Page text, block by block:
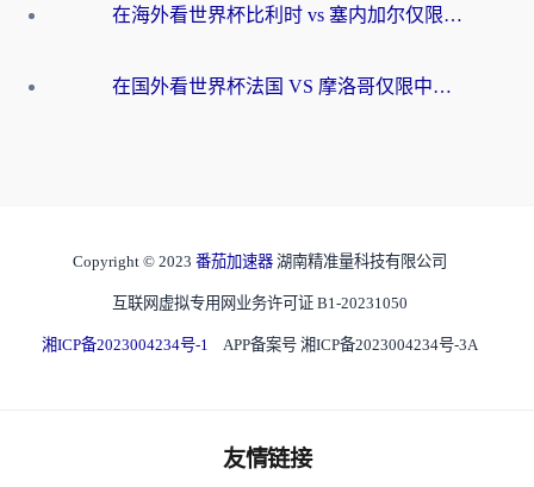
在海外看世界杯比利时 vs 塞内加尔仅限中国大陆？我找到了最流畅的中文解说之路
在国外看世界杯法国 VS 摩洛哥仅限中国大陆？海外党这样看中文解说赛事不卡顿
Copyright © 2023 番茄加速器 湖南精准量科技有限公司
互联网虚拟专用网业务许可证 B1-20231050
湘ICP备2023004234号-1 APP备案号 湘ICP备2023004234号-3A
友情链接